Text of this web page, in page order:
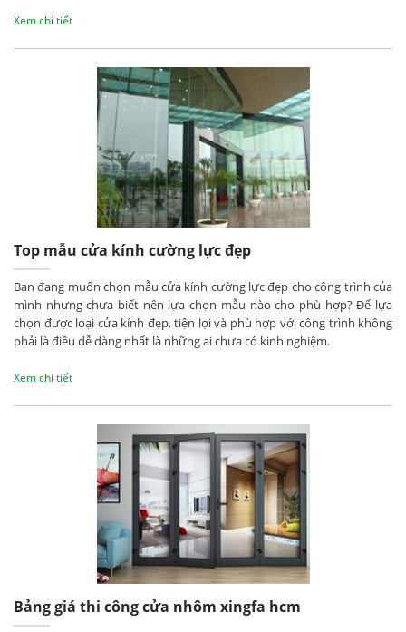
Xem chi tiết
Top mẫu cửa kính cường lực đẹp
Bạn đang muốn chọn mẫu cửa kính cường lực đẹp cho công trình của
mình nhưng chưa biết nên lựa chọn mẫu nào cho phù hợp? Để lựa
chọn được loại cửa kính đẹp, tiện lợi và phù hợp với công trình không
phải là điều dễ dàng nhất là những ai chưa có kinh nghiệm.
Xem chi tiết
Bảng giá thi công cửa nhôm xingfa hcm